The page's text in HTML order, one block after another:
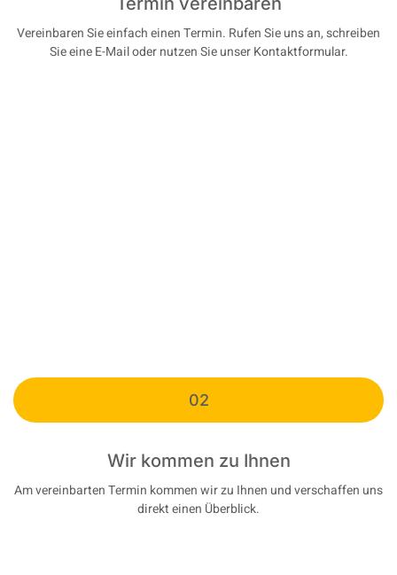
Vereinbaren Sie einfach einen Termin. Rufen Sie uns an, schreiben
Sie eine E-Mail oder nutzen Sie unser Kontaktformular.
02
Wir kommen zu Ihnen
Am vereinbarten Termin kommen wir zu Ihnen und verschaffen uns
direkt einen Überblick.